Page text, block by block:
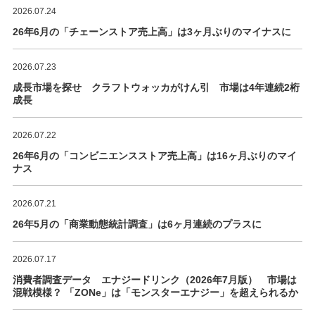
2026.07.24
26年6月の「チェーンストア売上高」は3ヶ月ぶりのマイナスに
2026.07.23
成長市場を探せ クラフトウォッカがけん引 市場は4年連続2桁
成長
2026.07.22
26年6月の「コンビニエンスストア売上高」は16ヶ月ぶりのマイ
ナス
2026.07.21
26年5月の「商業動態統計調査」は6ヶ月連続のプラスに
2026.07.17
消費者調査データ エナジードリンク（2026年7月版） 市場は
混戦模様？ 「ZONe」は「モンスターエナジー」を超えられるか